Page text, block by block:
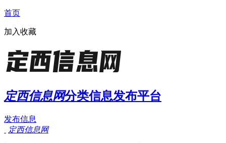
首页
加入收藏
定西信息网分类信息发布平台
发布信息
定西信息网